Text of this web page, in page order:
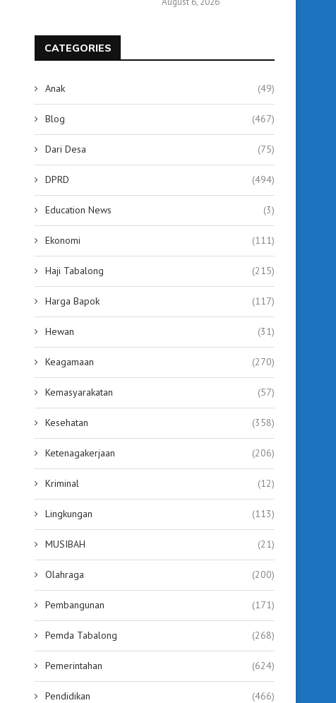
63 Kepala SMP di Tabalong Ikuti
Bimtek Kepemimpinan,...
Sidak Pasar Kapar,
Tabalong Gerak Cepat
August 3, 2026
CATEGORIES
Anak (49)
Blog (467)
Dari Desa (75)
DPRD (494)
Education News (3)
Ekonomi (111)
Haji Tabalong (215)
Harga Bapok (117)
Hewan (31)
Keagamaan (270)
Kemasyarakatan (57)
Kesehatan (358)
Ketenagakerjaan (206)
Kriminal (12)
Lingkungan (113)
MUSIBAH (21)
Olahraga (200)
Pembangunan (171)
Pemda Tabalong (268)
Pemerintahan (624)
Pendidikan (466)